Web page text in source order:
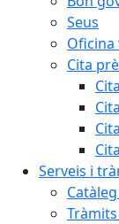
Seus
Oficina
Cita
Serveis i